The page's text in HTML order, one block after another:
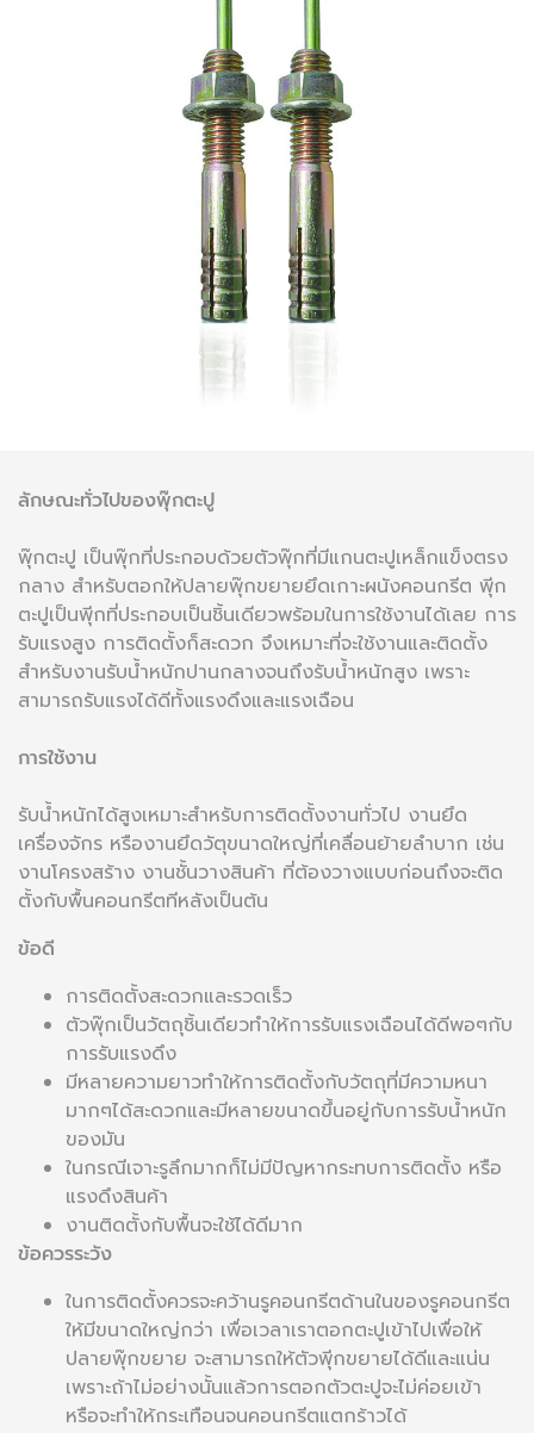
ลักษณะทั่วไปของพุ๊กตะปู
พุ๊กตะปู เป็นพุ๊กที่ประกอบด้วยตัวพุ๊กที่มีแกนตะปูเหล็กแข็งตรง
กลาง สําหรับตอกให้ปลายพุ๊กขยายยึดเกาะผนังคอนกรีต พุีก
ตะปูเป็นพุีกที่ประกอบเป็นชิ้นเดียวพร้อมในการใช้งานได้เลย การ
รับแรงสูง การติดตั้งก็สะดวก จึงเหมาะที่จะใช้งานและติดตั้ง
สําหรับงานรับนํ้าหนักปานกลางจนถึงรับนํ้าหนักสูง เพราะ
สามารถรับแรงได้ดีทั้งแรงดึงและแรงเฉือน
การใช้งาน
รับนํ้าหนักได้สูงเหมาะสําหรับการติดตั้งงานทั่วไป งานยึด
เครื่องจักร หรืองานยึดวัตุขนาดใหญ่ที่เคลื่อนย้ายลําบาก เช่น
งานโครงสร้าง งานชั้นวางสินค้า ที่ต้องวางแบบก่อนถึงจะติด
ตั้งกับพื้นคอนกรีตทีหลังเป็นต้น
ข้อดี
การติดตั้งสะดวกและรวดเร็ว
ตัวพุ๊กเป็นวัตถุชิ้นเดียวทําให้การรับแรงเฉือนได้ดีพอๆกับ
การรับแรงดึง
มีหลายความยาวทําให้การติดตั้งกับวัตถุที่มีความหนา
มากๆได้สะดวกและมีหลายขนาดขึ้นอยู่กับการรับนํ้าหนัก
ของมัน
ในกรณีเจาะรูลึกมากก็ไม่มีปัญหากระทบการติดตั้ง หรือ
แรงดึงสินค้า
งานติดตั้งกับพื้นจะใช้ได้ดีมาก
ข้อควรระวัง
ในการติดตั้งควรจะคว้านรูคอนกรีตด้านในของรูคอนกรีต
ให้มีขนาดใหญ่กว่า เพื่อเวลาเราตอกตะปูเข้าไปเพื่อให้
ปลายพุ๊กขยาย จะสามารถให้ตัวพุีกขยายได้ดีและแน่น
เพราะถ้าไม่อย่างนั้นแล้วการตอกตัวตะปูจะไม่ค่อยเข้า
หรือจะทําให้กระเทือนจนคอนกรีตแตกร้าวได้